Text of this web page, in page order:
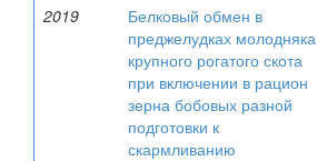
2019
Белковый обмен в
преджелудках молодняка
крупного рогатого скота
при включении в рацион
зерна бобовых разной
подготовки к
скармливанию